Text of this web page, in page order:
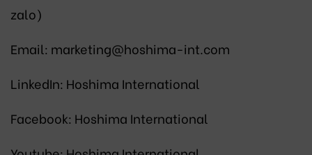
zalo)
Email: marketing@hoshima-int.com
LinkedIn: Hoshima International
Facebook: Hoshima International